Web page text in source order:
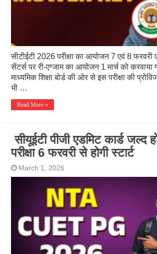
सीटीईटी 2026 परीक्षा का आयोजन 7 एवं 8 फरवरी
सेंटर्स पर री-एग्जाम का आयोजन 1 मार्च को
माध्यमिक शिक्षा बोर्ड की ओर से इस परीक्षा की
भी …
Read More »
सीयूईटी पीजी एडमिट कार्ड जल्द
परीक्षा 6 फरवरी से होगी स्टार्ट
March 1, 2026